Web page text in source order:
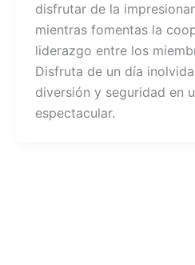
disfrutar de la
mientras fomentas la
liderazgo entre los
Disfruta de un día
diversión y seguridad en
espectacular.